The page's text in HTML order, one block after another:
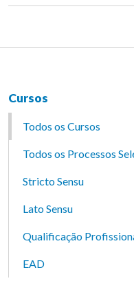
Cursos
Todos os Cursos
Todos os Processos
Stricto Sensu
Lato Sensu
Qualificação
EAD